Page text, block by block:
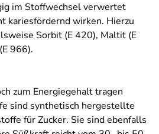
im Stoffwechsel verwertet
kariesfördernd wirken. Hierzu
Sorbit (E 420), Maltit (E
966).
zum Energiegehalt tragen
sind synthetisch hergestellte
für Zucker. Sie sind ebenfalls